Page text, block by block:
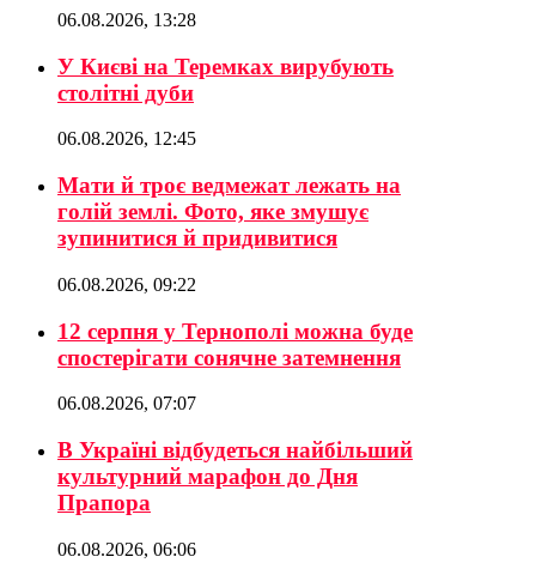
06.08.2026, 13:28
У Києві на Теремках вирубують
столітні дуби
06.08.2026, 12:45
Мати й троє ведмежат лежать на
голій землі. Фото, яке змушує
зупинитися й придивитися
06.08.2026, 09:22
12 серпня у Тернополі можна буде
спостерігати сонячне затемнення
06.08.2026, 07:07
В Україні відбудеться найбільший
культурний марафон до Дня
Прапора
06.08.2026, 06:06